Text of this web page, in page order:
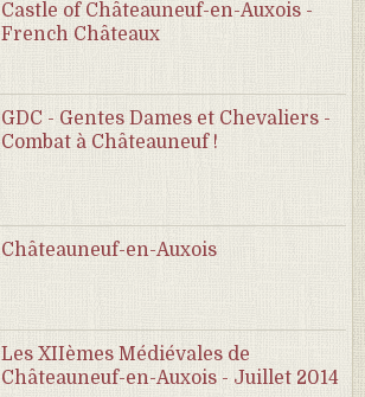
Castle of Châteauneuf-en-Auxois -
French Châteaux
GDC - Gentes Dames et Chevaliers -
Combat à Châteauneuf !
Châteauneuf-en-Auxois
Les XIIèmes Médiévales de
Châteauneuf-en-Auxois - Juillet 2014